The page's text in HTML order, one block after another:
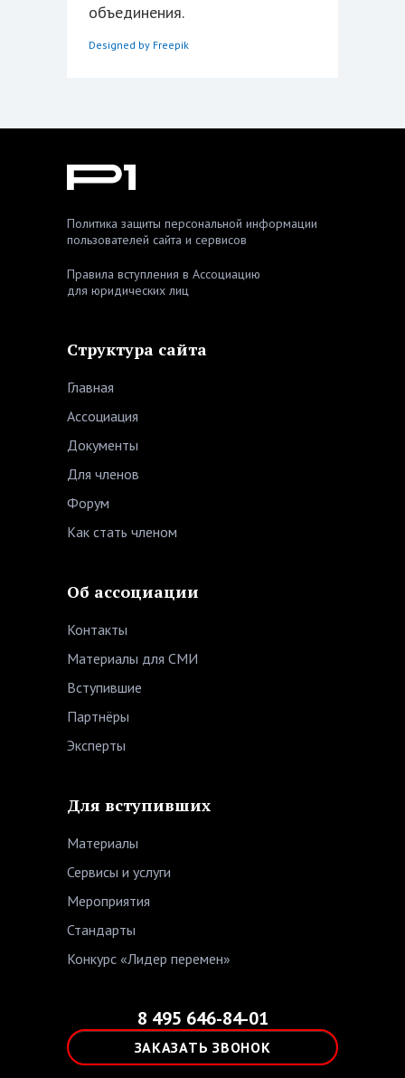
объединения.
Designed by Freepik
Политика защиты персональной информации
пользователей сайта и сервисов
Правила вступления в Ассоциацию
для юридических лиц
Структура сайта
Главная
Ассоциация
Документы
Для членов
Форум
Как стать членом
Об ассоциации
Контакты
Материалы для СМИ
Вступившие
Партнёры
Эксперты
Для вступивших
Материалы
Сервисы и услуги
Мероприятия
Стандарты
Конкурс «Лидер перемен»
8 495 646-84-01
ЗАКАЗАТЬ ЗВОНОК